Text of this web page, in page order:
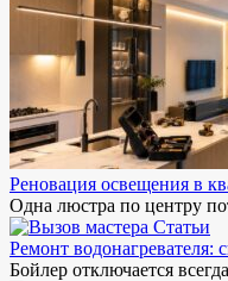
Реновация освещения в
Одна люстра по центру
Статьи
Ремонт водонагревателя:
Бойлер отключается